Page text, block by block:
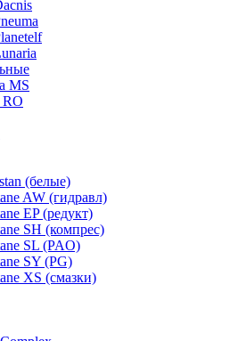
MS
(белые)
AW (гидравл)
EP (редукт)
SH (компрес)
SL (PAO)
SY (PG)
XS (смазки)